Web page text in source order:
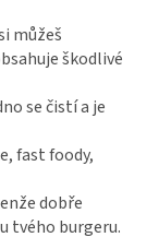
můžeš
škodlivé
se čistí a je
fast foody,
dobře
tvého burgeru.